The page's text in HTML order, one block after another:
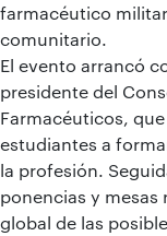
farmacéutico
comunitario.
El evento arrancó
presidente del
Farmacéuticos,
estudiantes a
la profesión.
ponencias y
global de las